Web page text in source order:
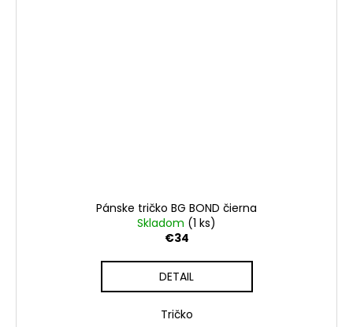
Pánske tričko BG BOND čierna
Skladom (1 ks)
€34
DETAIL
Tričko